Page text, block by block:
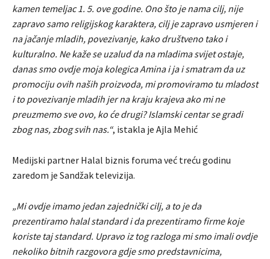
kamen temeljac 1. 5. ove godine. Ono što je nama cilj, nije
zapravo samo religijskog karaktera, cilj je zapravo usmjeren i
na jačanje mladih, povezivanje, kako društveno tako i
kulturalno. Ne kaže se uzalud da na mladima svijet ostaje,
danas smo ovdje moja kolegica Amina i ja i smatram da uz
promociju ovih naših proizvoda, mi promoviramo tu mladost
i to povezivanje mladih jer na kraju krajeva ako mi ne
preuzmemo sve ovo, ko će drugi? Islamski centar se gradi
zbog nas, zbog svih nas.“, istakla je Ajla Mehić
Medijski partner Halal biznis foruma već treću godinu
zaredom je Sandžak televizija.
„Mi ovdje imamo jedan zajednički cilj, a to je da
prezentiramo halal standard i da prezentiramo firme koje
koriste taj standard. Upravo iz tog razloga mi smo imali ovdje
nekoliko bitnih razgovora gdje smo predstavnicima,